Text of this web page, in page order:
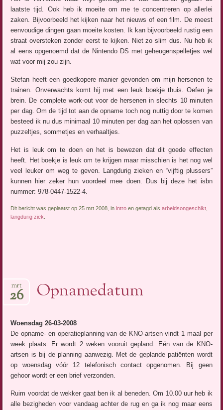
laatste tijd. Ook heb ik moeite om me te concentreren op allerlei
zaken. Bijvoorbeeld het kijken naar het nieuws of een film. De meest
eenvoudige dingen gaan moeite kosten. Ik kan bijvoorbeeld rustig een
straat oversteken zonder eerst te kijken. Niet zo slim dus. Nu heb ik
al eens opgenoemd dat de Nintendo DS met geheugenspelletjes wel
wat voor mij zou zijn.
Stefan heeft een goedkopere manier gevonden om mijn hersenen te
trainen. Onverwachts komt hij met een leuk boekje thuis. Oefen je
brein. De complete work-out voor de hersenen in slechts 10 minuten
per dag. Om de tijd tot aan de opname toch nog nuttig door te komen
besteed ik nu dus minimaal 10 minuten per dag aan het oplossen van
puzzeltjes, sommetjes en verhaaltjes.
Het is leuk om te doen en het is bewezen dat dit goede effecten
heeft. Het boekje is leuk om te krijgen maar misschien is het nog wel
veel leuker om weg te geven. Langdurig zieken en “vijftig plussers”
kunnen hier zeker hun voordeel mee doen. Dus bij deze het isbn
nummer: 978-0447-1522-4.
Dit bericht was geplaatst op 25 mrt 2008, inintro en getagd alsarbeidsongeschikt
langdurig ziek
Opnamedatum
mrt
26
Woensdag 26-03-2008
De opname- en operatieplanning van de KNO-artsen vindt 1 maal per
week plaats. Er wordt 2 weken vooruit gepland. Eén van de KNO-
artsen is bij de planning aanwezig. Met de geplande patiënten wordt
op woensdag vóór 12 telefonisch contact opgenomen. Bij geen
gehoor wordt er een brief verzonden.
Ruim voordat de wekker gaat ben ik al beneden. Om 10.00 uur heb ik
alle bezigheden voor vandaag achter de rug en ga ik nog maar eens